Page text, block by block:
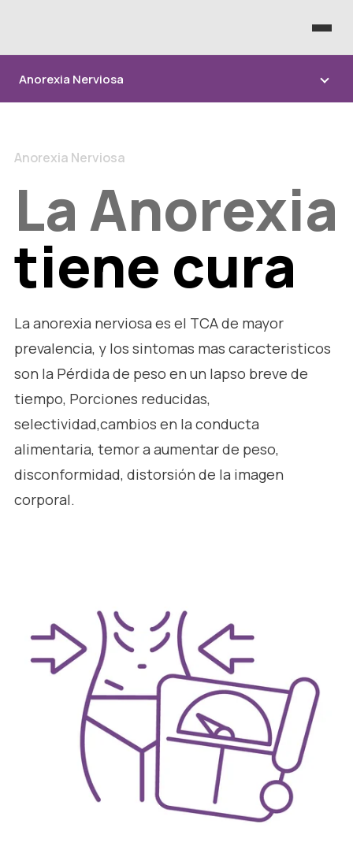
Anorexia Nerviosa
Anorexia Nerviosa
La Anorexia
tiene cura
La anorexia nerviosa es el TCA de mayor
prevalencia, y los sintomas mas caracteristicos
son la Pérdida de peso en un lapso breve de
tiempo, Porciones reducidas,
selectividad,cambios en la conducta
alimentaria, temor a aumentar de peso,
disconformidad, distorsión de la imagen
corporal.